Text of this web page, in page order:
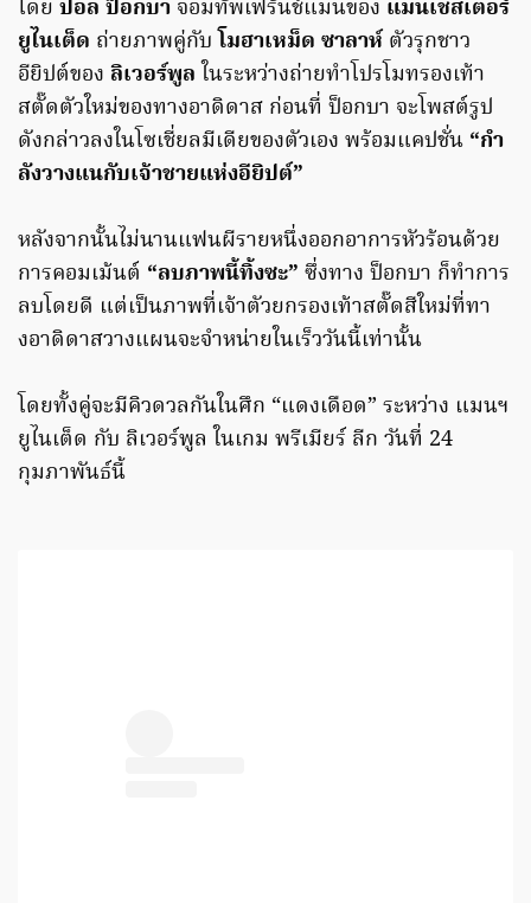
โดย ปอล ป็อกบา จอมทัพเฟร้นช์แมนของ แมนเชสเตอร์
ยูไนเต็ด ถ่ายภาพคู่กับโมฮาเหม็ด ซาลาห์ ตัวรุกชาว
อียิปต์ของ ลิเวอร์พูล ในระหว่างถ่ายทำโปรโมทรองเท้า
สตั๊ดตัวใหม่ของทางอาดิดาส ก่อนที่ ป็อกบา จะโพสต์รูป
ดังกล่าวลงในโซเชี่ยลมีเดียของตัวเอง พร้อมแคปชั่น “กำ
ลังวางแนกับเจ้าชายแห่งอียิปต์”
หลังจากนั้นไม่นานแฟนผีรายหนึ่งออกอาการหัวร้อนด้วย
การคอมเม้นต์ “ลบภาพนี้ทิ้งซะ” ซึ่งทาง ป็อกบา ก็ทำการ
ลบโดยดี แต่เป็นภาพที่เจ้าตัวยกรองเท้าสตั๊ดสีใหม่ที่ทา
งอาดิดาสวางแผนจะจำหน่ายในเร็ววันนี้เท่านั้น
โดยทั้งคู่จะมีคิวดวลกันในศึก “แดงเดือด” ระหว่าง แมนฯ
ยูไนเต็ด กับ ลิเวอร์พูล ในเกม พรีเมียร์ ลีก วันที่ 24
กุมภาพันธ์นี้